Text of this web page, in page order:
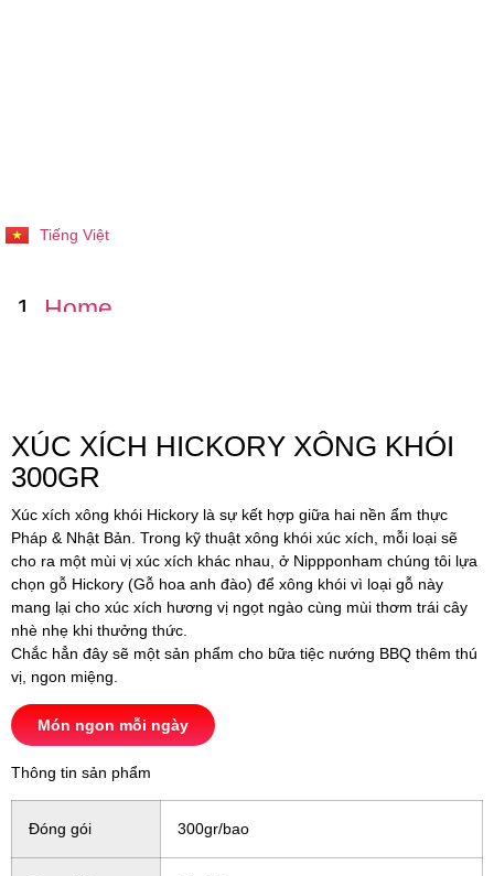
Tiếng Việt
English
Home
XÚC XÍCH HICKORY XÔNG KHÓI
300gr
XÚC XÍCH HICKORY XÔNG KHÓI
300GR
Xúc xích xông khói Hickory là sự kết hợp giữa hai nền ẩm thực
Pháp & Nhật Bản. Trong kỹ thuật xông khói xúc xích, mỗi loại sẽ
cho ra một mùi vị xúc xích khác nhau, ở Nippponham chúng tôi lựa
chọn gỗ Hickory (Gỗ hoa anh đào) để xông khói vì loại gỗ này
mang lại cho xúc xích hương vị ngọt ngào cùng mùi thơm trái cây
nhè nhẹ khi thưởng thức.
Chắc hẳn đây sẽ một sản phẩm cho bữa tiệc nướng BBQ thêm thú
vị, ngon miệng.
Món ngon mỗi ngày
Thông tin sản phẩm
Đóng gói 300gr/bao